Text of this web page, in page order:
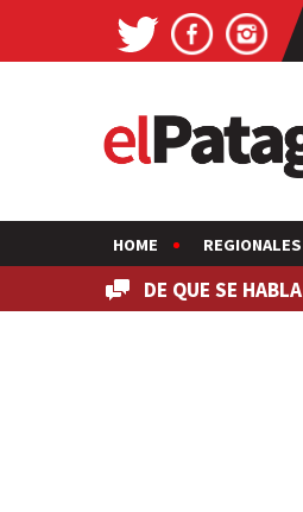
HOME REGIONALES
DE QUE SE HABLA